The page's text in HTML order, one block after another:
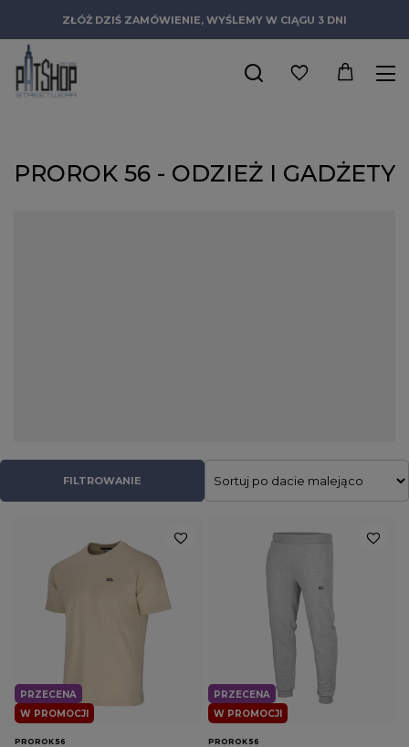
ZŁÓŻ DZIŚ ZAMÓWIENIE, WYŚLEMY W CIĄGU 3 DNI
PROROK 56 - ODZIEŻ I GADŻETY
FILTROWANIE
W PROMOCJI
PRZECENA
PROROK 56
W PROMOCJI
PRZECENA
PROROK 56